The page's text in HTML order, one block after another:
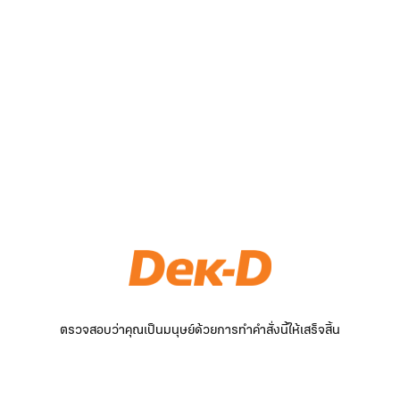
ตรวจสอบว่าคุณเป็นมนุษย์ด้วยการทำคำสั่งนี้ให้เสร็จสิ้น